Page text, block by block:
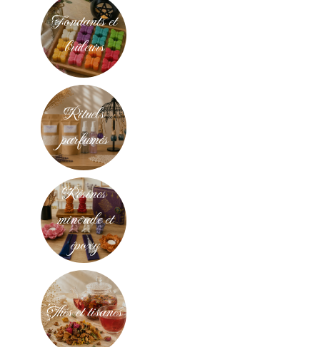
Fondants et
brûleurs
Rituels
parfumés
Résines
minérale et
époxy
Thés et tisanes